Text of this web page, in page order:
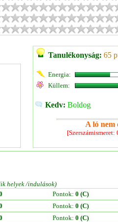
Tanulékonyság: 65
Energia:
Küllem:
Kedv: Boldog
A ló nem
helyek /indulások)
Pontok: 0 (C)
Pontok: 0 (C)
Pontok: 0 (C)